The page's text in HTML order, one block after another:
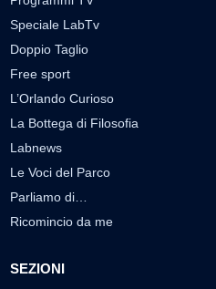
Speciale LabTv
Doppio Taglio
Free sport
L’Orlando Curioso
La Bottega di Filosofia
Labnews
Le Voci del Parco
Parliamo di…
Ricomincio da me
SEZIONI